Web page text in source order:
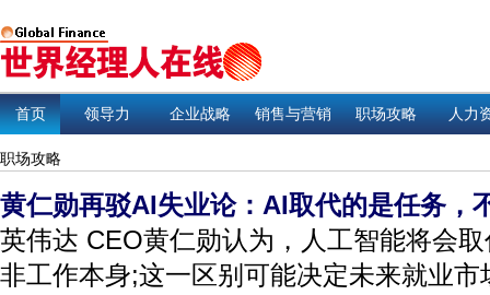
首页 领导力 企业战略 销售与营销 职场攻略 人力
职场攻略
黄仁勋再驳AI失业论：AI取代的是任务，
英伟达 CEO黄仁勋认为，人工智能将会
非工作本身;这一区别可能决定未来就业